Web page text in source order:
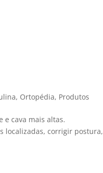
, Ortopédia, Produtos
e cava mais altas.
localizadas, corrigir postura,